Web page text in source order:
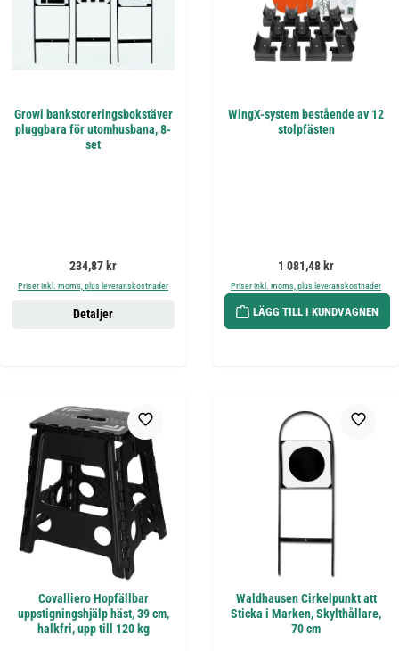
Growi bankstoreringsbokstäver
pluggbara för utomhusbana, 8-
set
Ordinarie pris:
234,87 kr
Priser inkl. moms, plus leveranskostnader
Detaljer
WingX-system bestående av 12
stolpfästen
Ordinarie pris:
1 081,48 kr
Priser inkl. moms, plus leveranskostnader
LÄGG TILL I KUNDVAGNEN
Covalliero Hopfällbar
uppstigningshjälp häst, 39 cm,
halkfri, upp till 120 kg
Waldhausen Cirkelpunkt att
Sticka i Marken, Skylthållare,
70 cm